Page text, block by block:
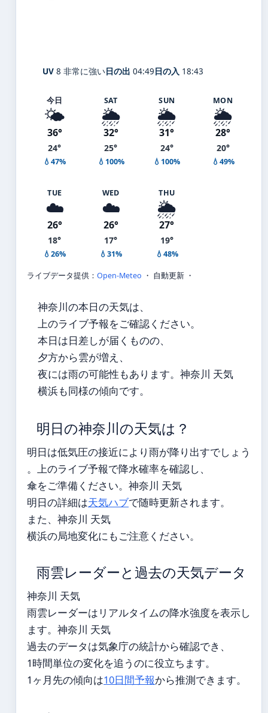
UV 8 非常に強い日の出 04:49日の入 18:43
今日
🌤️
36°
24°
💧47%
SAT
🌦️
32°
25°
💧100%
SUN
🌦️
31°
24°
💧100%
MON
🌦️
28°
20°
💧49%
TUE
☁️
26°
18°
💧26%
WED
☁️
26°
17°
💧31%
THU
🌦️
27°
19°
💧48%
ライブデータ提供： Open-Meteo ・ 自動更新 ・
神奈川の本日の天気は、
上のライブ予報をご確認ください。
本日は日差しが届くものの、
夕方から雲が増え、
夜には雨の可能性もあります。神奈川 天気
横浜も同様の傾向です。
明日の神奈川の天気は？
明日は低気圧の接近により雨が降り出すでしょう
。上のライブ予報で降水確率を確認し、
傘をご準備ください。神奈川 天気
明日の詳細は天気ハブで随時更新されます。
また、神奈川 天気
横浜の局地変化にもご注意ください。
雨雲レーダーと過去の天気データ
神奈川 天気
雨雲レーダーはリアルタイムの降水強度を表示し
ます。神奈川 天気
過去のデータは気象庁の統計から確認でき、
1時間単位の変化を追うのに役立ちます。
1ヶ月先の傾向は10日間予報から推測できます。